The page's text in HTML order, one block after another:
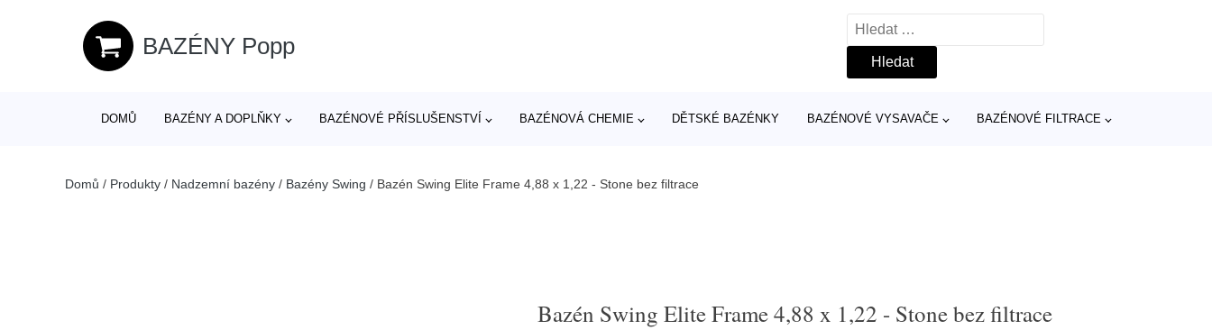
BAZÉNY Popp
Vyhledávání
DOMŮ BAZÉNY A DOPLŇKY BAZÉNOVÉ PŘÍSLUŠENSTVÍ BAZÉNOVÁ CHEMIE DĚTSKÉ BAZÉNKY BAZÉNOVÉ VYSAVAČE BAZÉNOVÉ FILTRACE
Domů / Produkty / Nadzemní bazény / Bazény Swing / Bazén Swing Elite Frame 4,88 x 1,22 - Stone bez filtrace
Bazén Swing Elite Frame 4,88 x 1,22 - Stone bez filtrace